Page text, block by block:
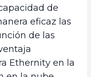
de
eficaz las
de las
Ethernity en la